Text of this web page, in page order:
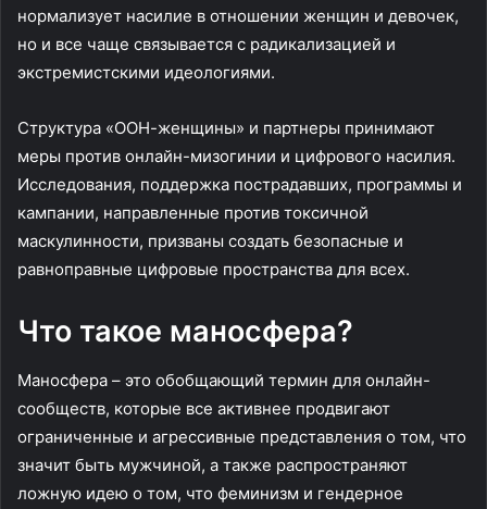
нормализует насилие в отношении женщин и девочек,
но и все чаще связывается с радикализацией и
экстремистскими идеологиями.
Структура «ООН-женщины» и партнеры принимают
меры против онлайн-мизогинии и цифрового насилия.
Исследования, поддержка пострадавших, программы и
кампании, направленные против токсичной
маскулинности, призваны создать безопасные и
равноправные цифровые пространства для всех.
Что такое маносфера?
Маносфера – это обобщающий термин для онлайн-
сообществ, которые все активнее продвигают
ограниченные и агрессивные представления о том, что
значит быть мужчиной, а также распространяют
ложную идею о том, что феминизм и гендерное